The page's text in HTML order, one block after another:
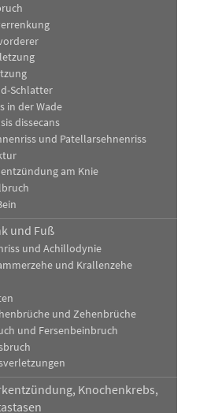
Schlatter
in der Wade
dissecans
und Patellarsehnenriss
am Knie
und Fuß
und Achillodynie
und Krallenzehe
und Zehenbrüche
und Fersenbeinbruch
Knochenkrebs,